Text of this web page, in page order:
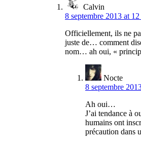
Calvin
8 septembre 2013 at
Officiellement, ils ne
juste de… comment
nom… ah oui, «
Nocte
8 septembre
Ah oui…
J’ai tendance à
humains ont
précaution dans